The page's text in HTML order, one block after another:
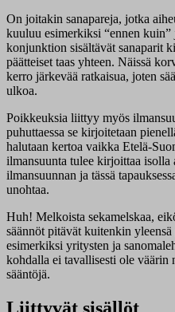
On joitakin sanapareja, jotka
kuuluu esimerkiksi “ennen
konjunktion sisältävät sanaparit
päätteiset taas yhteen. Näissä
kerro järkevää ratkaisua, joten
ulkoa.
Poikkeuksia liittyy myös
puhuttaessa se kirjoitetaan
halutaan kertoa vaikka Etelä-
ilmansuunta tulee kirjoittaa
ilmansuunnan ja tässä
unohtaa.
Huh! Melkoista sekamelskaa,
säännöt pitävät kuitenkin
esimerkiksi yritysten ja
kohdalla ei tavallisesti ole väärin
sääntöjä.